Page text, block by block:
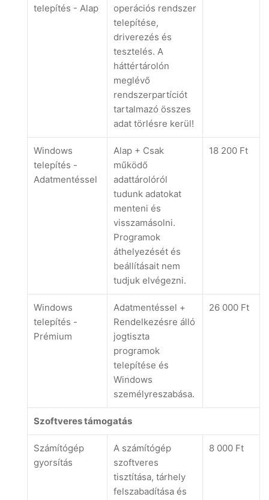
telepítés - Alap
operációs rendszer
telepítése,
driverezés és
tesztelés. A
háttértárolón
meglévő
rendszerpartíciót
tartalmazó összes
adat törlésre kerül!
Windows
telepítés -
Adatmentéssel
Alap + Csak
működő
adattárolóról
tudunk adatokat
menteni és
visszamásolni.
Programok
áthelyezését és
beállításait nem
tudjuk elvégezni.
18 200 Ft
Windows
telepítés -
Prémium
Adatmentéssel +
Rendelkezésre álló
jogtiszta
programok
telepítése és
Windows
személyreszabása.
26 000 Ft
Szoftveres támogatás
Számítógép
gyorsítás
A számítógép
szoftveres
tisztítása, tárhely
felszabadítása és
8 000 Ft